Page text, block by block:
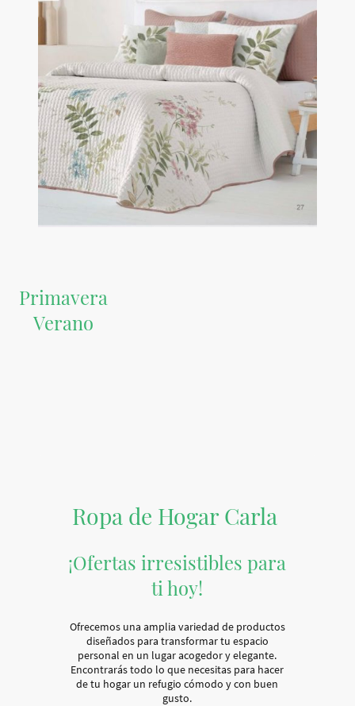
Primavera
Verano
Ropa de Hogar Carla
¡Ofertas irresistibles para
ti hoy!
Ofrecemos una amplia variedad de productos
diseñados para transformar tu espacio
personal en un lugar acogedor y elegante.
Encontrarás todo lo que necesitas para hacer
de tu hogar un refugio cómodo y con buen
gusto.